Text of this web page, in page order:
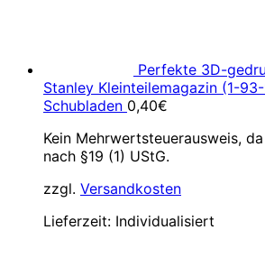
Perfekte 3D-
Stanley Kleinteilemagazin (1-
Schubladen 0,40€
Kein Mehrwertsteuerausweis,
nach §19 (1) UStG.
zzgl. Versandkosten
Lieferzeit: Individualisiert